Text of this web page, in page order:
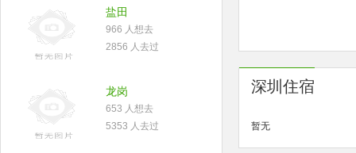
盐田
966 人想去
2856 人去过
龙岗
653 人想去
5353 人去过
深圳住宿
暂无